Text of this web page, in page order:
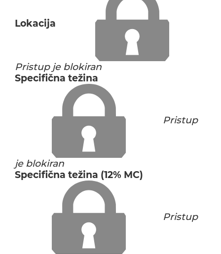
Lokacija
Pristup je blokiran
Specifična težina
Pristup
je blokiran
Specifična težina (12% MC)
Pristup